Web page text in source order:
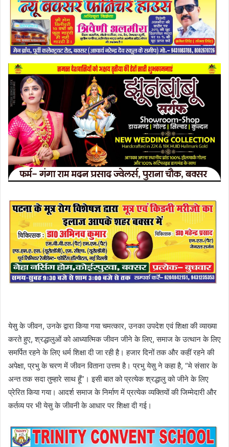
येसु के जीवन, उनके द्वारा किया गया चमत्कार, उनका उपदेश एवं शिक्षा की व्याख्या
करते हुए, श्रद्धालुओं को आध्यात्मिक जीवन जीने के लिए, समाज के उत्थान के लिए
समर्पित रहने के लिए धर्म शिक्षा दी जा रही है। हजार दिनों तक और कहीं रहने की
अपेक्षा, प्रभु के चरण में जीवन विताना उत्तम है। प्रभु येसु ने कहा है, “मे संसार के
अन्त तक सदा तुम्हारे साथ हूँ”। इसी बात को प्रत्येक श्रद्धालु को जीने के लिए
प्रेरित किया गया। आदर्श समाज के निर्माण में प्रत्येक व्यक्तियों की जिम्मेदारी और
कर्तव्य पर भी येसु के जीवनी के आधार पर शिक्षा दी गई।